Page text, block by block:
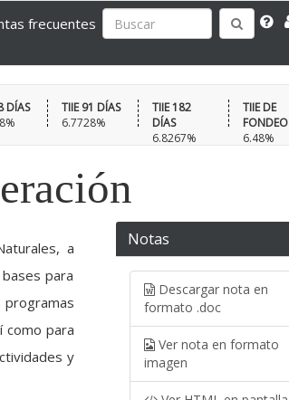
frecuentes
DÍAS
TIIE 91 DÍAS
6.7728%
TIIE 182
DÍAS
6.8267%
TIIE DE
FONDEO
6.48%
a
para
programas
como para
y
Notas
Descargar nota en
formato .doc
Ver nota en formato
imagen